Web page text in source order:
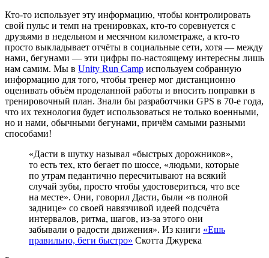
Кто-то использует эту информацию, чтобы контролировать
свой пульс и темп на тренировках, кто-то соревнуется с
друзьями в недельном и месячном километраже, а кто-то
просто выкладывает отчёты в социальные сети, хотя — между
нами, бегунами — эти цифры по-настоящему интересны лишь
нам самим. Мы в Unity Run Camp используем собранную
информацию для того, чтобы тренер мог дистанционно
оценивать объём проделанной работы и вносить поправки в
тренировочный план. Знали бы разработчики GPS в 70-е года,
что их технология будет использоваться не только военными,
но и нами, обычными бегунами, причём самыми разными
способами!
«Дасти в шутку называл «быстрых дорожников»,
то есть тех, кто бегает по шоссе, «людьми, которые
по утрам педантично пересчитывают на всякий
случай зубы, просто чтобы удостовериться, что все
на месте». Они, говорил Дасти, были «в полной
заднице» со своей навязчивой идеей подсчёта
интервалов, ритма, шагов, из-за этого они
забывали о радости движения». Из книги «Ешь
правильно, беги быстро» Скотта Джурека